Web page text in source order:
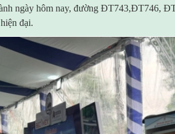
ngày hôm nay, đường ĐT743,ĐT746,
đại.